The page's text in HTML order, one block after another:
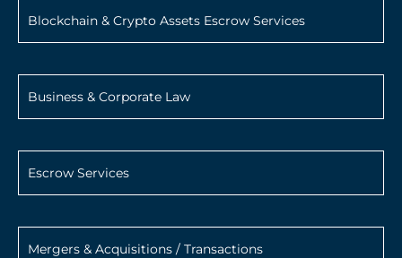
Blockchain & Crypto Assets Escrow Services
Business & Corporate Law
Escrow Services
Mergers & Acquisitions / Transactions